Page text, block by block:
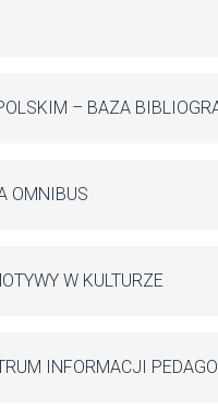
– BAZA
OMNIBUS
W KULTURZE
INFORMACJI